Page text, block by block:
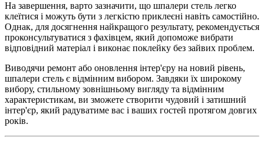
На завершення, варто зазначити, що шпалери стель легко
клеїтися і можуть бути з легкістю приклеєні навіть самостійно.
Однак, для досягнення найкращого результату, рекомендується
проконсультуватися з фахівцем, який допоможе вибрати
відповідний матеріал і виконає поклейку без зайвих проблем.
Виводячи ремонт або оновлення інтер'єру на новий рівень,
шпалери стель є відмінним вибором. Завдяки їх широкому
вибору, стильному зовнішньому вигляду та відмінним
характеристикам, ви зможете створити чудовий і затишний
інтер'єр, який радуватиме вас і ваших гостей протягом довгих
років.